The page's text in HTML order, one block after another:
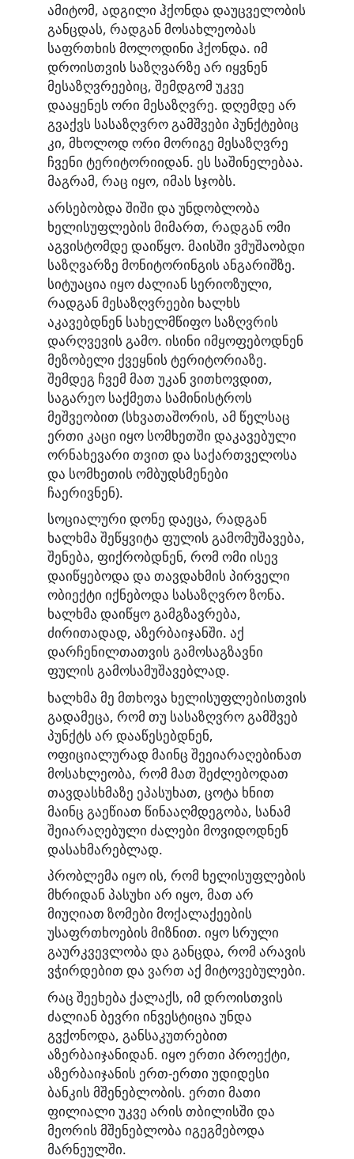
ამიტომ, ადგილი ჰქონდა დაუცველობის
განცდას, რადგან მოსახლეობას
საფრთხის მოლოდინი ჰქონდა. იმ
დროისთვის საზღვარზე არ იყვნენ
მესაზღვრეებიც, შემდგომ უკვე
დააყენეს ორი მესაზღვრე. დღემდე არ
გვაქვს სასაზღვრო გამშვები პუნქტებიც
კი, მხოლოდ ორი მორიგე მესაზღვრე
ჩვენი ტერიტორიიდან. ეს საშინელებაა.
მაგრამ, რაც იყო, იმას სჯობს.
არსებობდა შიში და უნდობლობა
ხელისუფლების მიმართ, რადგან ომი
აგვისტომდე დაიწყო. მაისში ვმუშაობდი
საზღვარზე მონიტორინგის ანგარიშზე.
სიტუაცია იყო ძალიან სერიოზული,
რადგან მესაზღვრეები ხალხს
აკავებდნენ სახელმწიფო საზღვრის
დარღვევის გამო. ისინი იმყოფებოდნენ
მეზობელი ქვეყნის ტერიტორიაზე.
შემდეგ ჩვემ მათ უკან ვითხოვდით,
საგარეო საქმეთა სამინისტროს
მეშვეობით (სხვათაშორის, ამ წელსაც
ერთი კაცი იყო სომხეთში დაკავებული
ორნახევარი თვით და საქართველოსა
და სომხეთის ომბუდსმენები
ჩაერივნენ).
სოციალური დონე დაეცა, რადგან
ხალხმა შეწყვიტა ფულის გამომუშავება,
შენება, ფიქრობდნენ, რომ ომი ისევ
დაიწყებოდა და თავდახმის პირველი
ობიექტი იქნებოდა სასაზღვრო ზონა.
ხალხმა დაიწყო გამგზავრება,
ძირითადად, აზერბაიჯანში. აქ
დარჩენილთათვის გამოსაგზავნი
ფულის გამოსამუშავებლად.
ხალხმა მე მთხოვა ხელისუფლებისთვის
გადამეცა, რომ თუ სასაზღვრო გამშვებ
პუნქტს არ დააწესებდნენ,
ოფიციალურად მაინც შეეიარაღებინათ
მოსახლეობა, რომ მათ შეძლებოდათ
თავდასხმაზე ეპასუხათ, ცოტა ხნით
მაინც გაეწიათ წინააღმდეგობა, სანამ
შეიარაღებული ძალები მოვიდოდნენ
დასახმარებლად.
პრობლემა იყო ის, რომ ხელისუფლების
მხრიდან პასუხი არ იყო, მათ არ
მიუღიათ ზომები მოქალაქეების
უსაფრთხოების მიზნით. იყო სრული
გაურკვევლობა და განცდა, რომ არავის
ვჭირდებით და ვართ აქ მიტოვებულები.
რაც შეეხება ქალაქს, იმ დროისთვის
ძალიან ბევრი ინვესტიცია უნდა
გვქონოდა, განსაკუთრებით
აზერბაიჯანიდან. იყო ერთი პროექტი,
აზერბაიჯანის ერთ-ერთი უდიდესი
ბანკის მშენებლობის. ერთი მათი
ფილიალი უკვე არის თბილისში და
მეორის მშენებლობა იგეგმებოდა
მარნეულში.